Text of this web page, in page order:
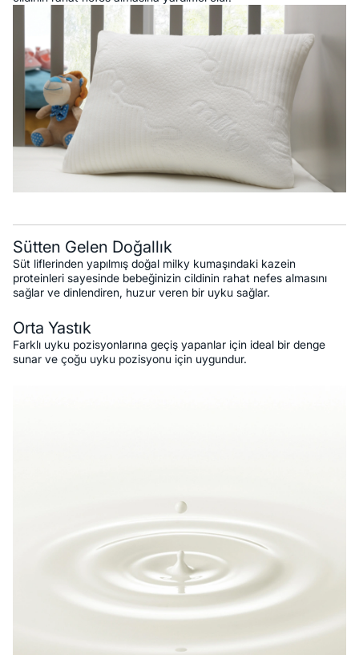
Sütten Gelen Doğallık
Süt liflerinden yapılmış doğal milky kumaşındaki kazein
proteinleri sayesinde bebeğinizin cildinin rahat nefes almasını
sağlar ve dinlendiren, huzur veren bir uyku sağlar.
Orta Yastık
Farklı uyku pozisyonlarına geçiş yapanlar için ideal bir denge
sunar ve çoğu uyku pozisyonu için uygundur.